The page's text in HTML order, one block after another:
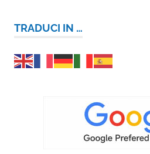
TRADUCI IN …